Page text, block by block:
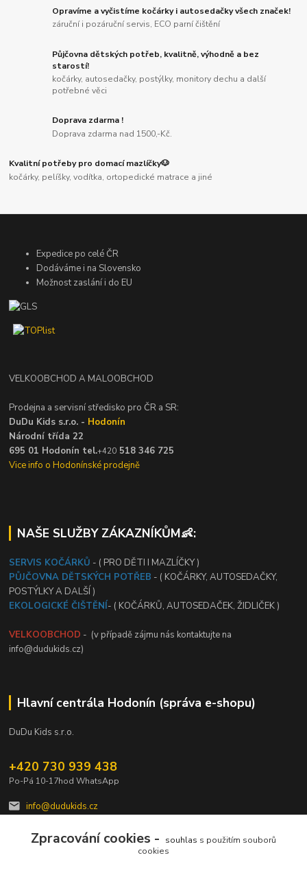
Opravíme a vyčistíme kočárky i autosedačky všech značek!
záruční i pozáruční servis, ECO parní čištění
Půjčovna dětských potřeb, kvalitně, výhodně a bez
starostí!
kočárky, autosedačky, postýlky, monitory dechu a další
potřebné věci
Doprava zdarma !
Doprava zdarma nad 1500,-Kč.
Kvalitní potřeby pro domací mazlíčky🐶
kočárky, pelíšky, vodítka, ortopedické matrace a jiné
Expedice po celé ČR
Dodáváme i na Slovensko
Možnost zaslání i do EU
VELKOOBCHOD A MALOOBCHOD
Prodejna a servisní středisko pro ČR a SR:
DuDu Kids s.r.o. - Hodonín
Národní třída 22
695 01 Hodonín tel.+420 518 346 725
Vice info o Hodonínské prodejně
NAŠE SLUŽBY ZÁKAZNÍKŮM👶:
SERVIS KOČÁRKŮ - ( PRO DĚTI I MAZLÍČKY )
PŮJČOVNA DĚTSKÝCH POTŘEB - ( KOČÁRKY, AUTOSEDAČKY,
POSTÝLKY A DALŠÍ )
EKOLOGICKÉ ČIŠTĚNÍ- ( KOČÁRKŮ, AUTOSEDAČEK, ŽIDLIČEK )
VELKOOBCHOD - (v případě zájmu nás kontaktujte na
info@dudukids.cz)
Hlavní centrála Hodonín (správa e-shopu)
DuDu Kids s.r.o.
+420 730 939 438
Po-Pá 10-17hod WhatsApp
info@dudukids.cz
Zpracování cookies - souhlas s použitím souborů
cookies